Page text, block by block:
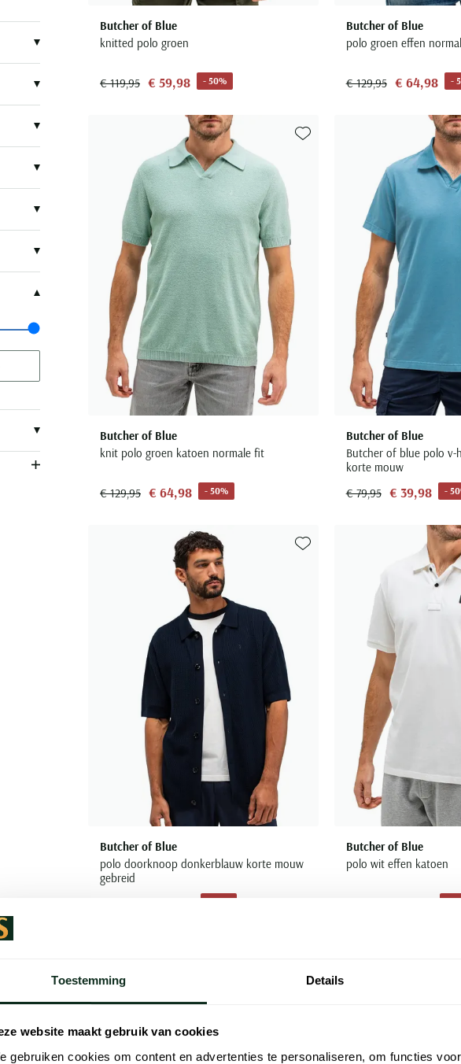
Toestemming Details
website maakt gebruik van cookies
gebruiken cookies om content en advertenties te personaliseren, om functies
value input
Butcher of Blue
knitted polo groen
€ 119,95 € 59,98 - 50%
Butcher of Blue
polo groen effen
€ 129,95 € 64,98 -
Butcher of Blue
knit polo groen katoen normale fit
€ 129,95 € 64,98 - 50%
Toevoegen aan favorieten
Butcher of Blue
Butcher of blue polo v-
korte mouw
€ 79,95 € 39,98 -
Butcher of Blue
polo doorknoop donkerblauw korte mouw
gebreid
- 20%
Butcher of Blue
polo wit effen katoen
-
Toevoegen aan favorieten